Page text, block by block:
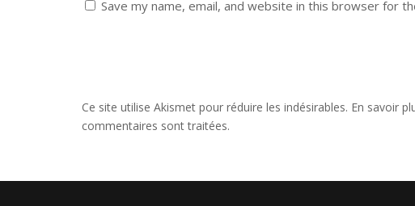
Save my name, email, and website in this browser for
Ce site utilise Akismet pour réduire les indésirables. En savoir
commentaires sont traitées.